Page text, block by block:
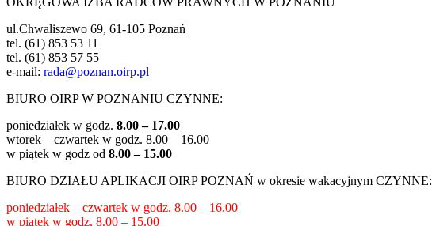
ul.Chwaliszewo 69, 61-105 Poznań
tel. (61) 853 53 11
tel. (61) 853 57 55
e-mail: rada@poznan.oirp.pl
BIURO OIRP W POZNANIU CZYNNE:
poniedziałek w godz. 8.00 – 17.00
wtorek – czwartek w godz. 8.00 – 16.00
w piątek w godz od 8.00 – 15.00
BIURO DZIAŁU APLIKACJI OIRP POZNAŃ w okresie wakacyjnym CZYNNE:
poniedziałek – czwartek w godz. 8.00 – 16.00
w piątek w godz. 8.00 – 15.00